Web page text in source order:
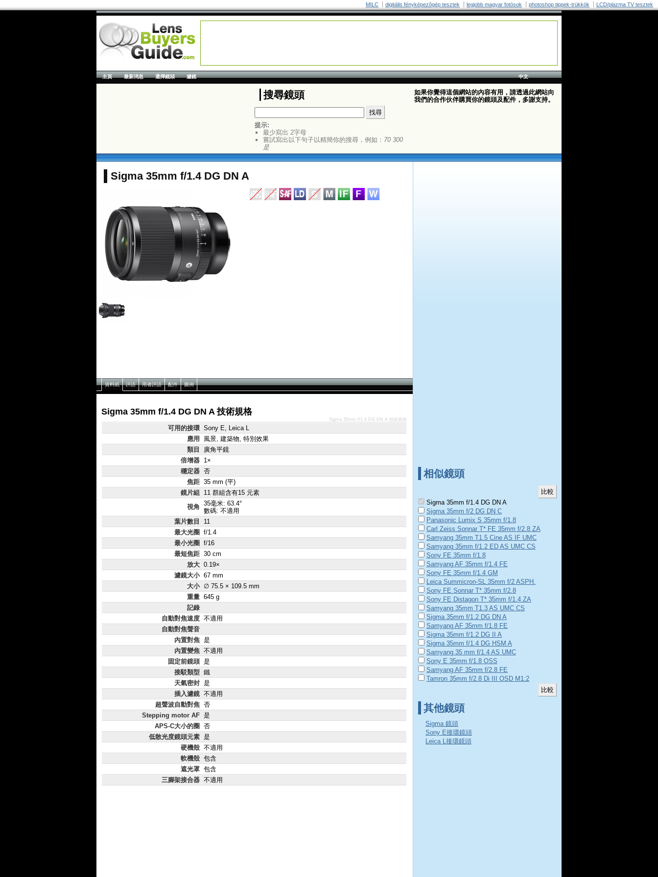
MILC digitális fényképezõgép tesztek legjobb magyar fotósok photoshop tippek-trükkök LCD/plazma TV tesztek
中文
主頁 最新消息 選擇鏡頭 濾鏡
搜尋鏡頭
提示:
最少寫出 2字母
嘗試寫出以下句子以精簡你的搜尋，例如： 70 300
是
如果你覺得這個網站的內容有用，請透過此網站向
我們的合作伙伴購買你的鏡頭及配件，多謝支持。
Sigma 35mm f/1.4 DG DN A
資料紙 評語 用者評語 配件 圖例
Sigma 35mm f/1.4 DG DN A 技術規格
可用的接環 Sony E, Leica L
應用
風景, 建築物, 特別效果
類目
廣角平鏡
倍增器 1×
穩定器 否
焦距 35 mm (平)
鏡片組
11 群組含有15 元素
視角 35毫米: 63.4°
數碼: 不適用
葉片數目
11
最大光圈
f/1.4
最小光圈
f/16
最短焦距 30 cm
放大 0.19×
濾鏡大小 67 mm
大小 ∅ 75.5 × 109.5 mm
重量 645 g
記錄
自動對焦速度 不適用
自動對焦聲音
內置對焦 是
內置變焦 不適用
固定前鏡頭 是
接駁類型 鐵
天氣密封 是
插入濾鏡 不適用
超聲波自動對焦 否
Stepping motor AF 是
APS-C大小的圈
否
低散光度鏡頭元素 是
硬機殼 不適用
軟機殼 包含
遮光罩 包含
三腳架接合器 不適用
Sigma 35mm f/1.4 DG DN A 技術規格
相似鏡頭
Sigma 35mm f/1.4 DG DN A
Sigma 35mm f/2 DG DN C
Panasonic Lumix S 35mm f/1.8
Carl Zeiss Sonnar T* FE 35mm f/2.8 ZA
Samyang 35mm T1.5 Cine AS IF UMC
Samyang 35mm f/1.2 ED AS UMC CS
Sony FE 35mm f/1.8
Samyang AF 35mm f/1.4 FE
Sony FE 35mm f/1.4 GM
Leica Summicron-SL 35mm f/2 ASPH.
Sony FE Sonnar T* 35mm f/2.8
Sony FE Distagon T* 35mm f/1.4 ZA
Samyang 35mm T1.3 AS UMC CS
Sigma 35mm f/1.2 DG DN A
Samyang AF 35mm f/1.8 FE
Sigma 35mm f/1.2 DG II A
Sigma 35mm f/1.4 DG HSM A
Samyang 35 mm f/1.4 AS UMC
Sony E 35mm f/1.8 OSS
Samyang AF 35mm f/2.8 FE
Tamron 35mm f/2.8 Di III OSD M1:2
其他鏡頭
Sigma 鏡頭
Sony E接環鏡頭
Leica L接環鏡頭